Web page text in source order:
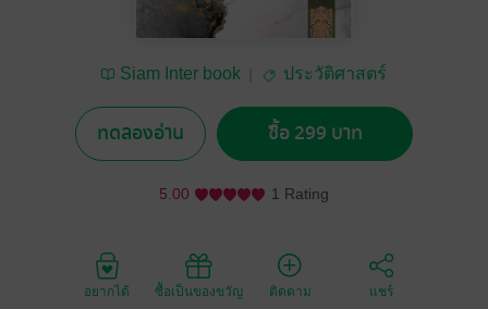
Siam Inter book ประวัติศาสตร์
ทดลองอ่าน ซื้อ 299 บาท
5.00 1 Rating
อยากได้ ซื้อเป็นของขวัญ ติดตาม แชร์